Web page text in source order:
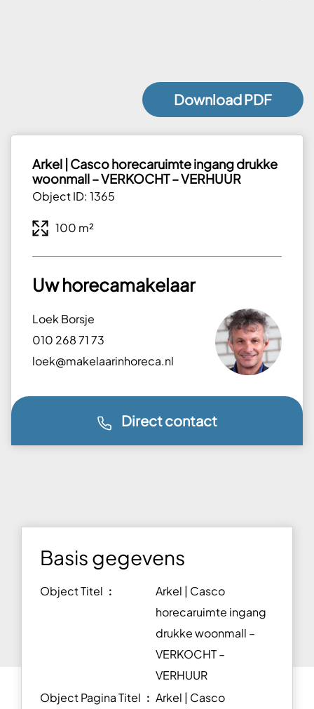
Download PDF
Arkel | Casco horecaruimte ingang drukke
woonmall – VERKOCHT – VERHUUR
Object ID: 1365
100 m²
Uw horecamakelaar
Loek Borsje
010 268 71 73
loek@makelaarinhoreca.nl
Direct contact
Basis gegevens
Object Titel ︰
Arkel | Casco
horecaruimte ingang
drukke woonmall –
VERKOCHT –
VERHUUR
Object Pagina Titel ︰ Arkel | Casco